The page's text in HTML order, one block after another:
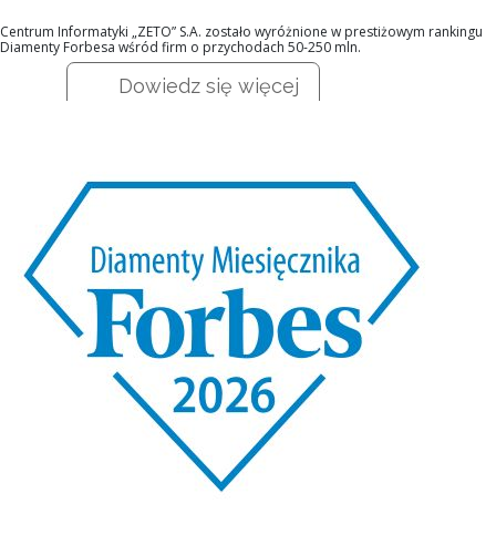
Centrum Informatyki „ZETO” S.A. zostało wyróżnione w prestiżowym rankingu
Diamenty Forbesa wśród firm o przychodach 50-250 mln.
Dowiedz się więcej